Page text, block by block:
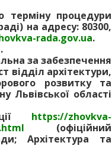
терміну процедури
на адресу: 80300,
rada.gov.ua.
за забезпечення
відділ архітектури,
розвитку та
Львівської області
https://zhovkva-
(офіційний
Архітектура та